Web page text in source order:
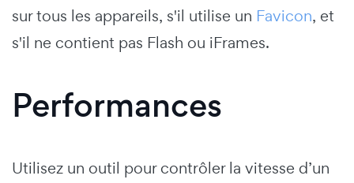
sur tous les appareils, s'il utilise un Favicon, et
s'il ne contient pas Flash ou iFrames.
Performances
Utilisez un outil pour contrôler la vitesse d’un